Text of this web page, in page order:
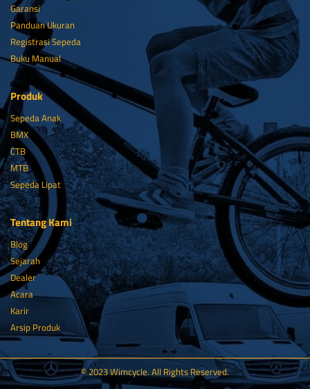
Garansi
Panduan Ukuran
Registrasi Sepeda
Buku Manual
Produk
Sepeda Anak
BMX
CTB
MTB
Sepeda Lipat
Tentang Kami
Blog
Sejarah
Dealer
Acara
Karir
Arsip Produk
© 2023 Wimcycle. All Rights Reserved.